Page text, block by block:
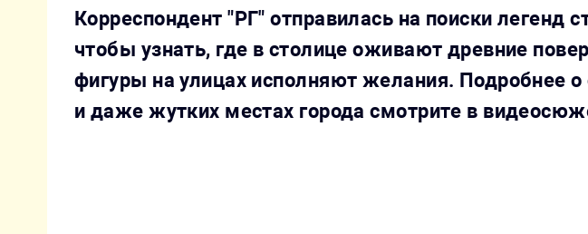
Корреспондент "РГ" отправилась на поиски легенд
чтобы узнать, где в столице оживают древние
фигуры на улицах исполняют желания. Подробнее
и даже жутких местах города смотрите в